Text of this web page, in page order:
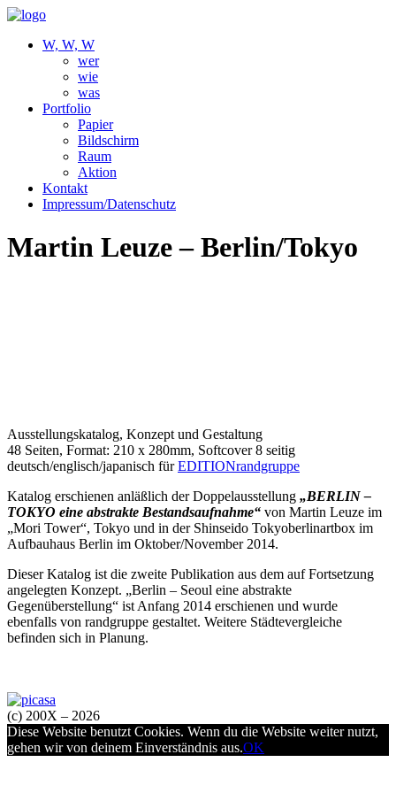
W, W, W
wer
wie
was
Portfolio
Papier
Bildschirm
Raum
Aktion
Kontakt
Impressum/Datenschutz
Martin Leuze – Berlin/Tokyo
Ausstellungskatalog, Konzept und Gestaltung
48 Seiten, Format: 210 x 280mm, Softcover 8 seitig
deutsch/englisch/japanisch fürEDITIONrandgruppe
Katalog erschienen anläßlich der Doppelausstellung „BERLIN –
TOKYO eine abstrakte Bestandsaufnahme“ von Martin Leuze im
„Mori Tower“, Tokyo und in der Shinseido Tokyoberlinartbox im
Aufbauhaus Berlin im Oktober/November 2014.
Dieser Katalog ist die zweite Publikation aus dem auf Fortsetzung
angelegten Konzept. „Berlin – Seoul eine abstrakte
Gegenüberstellung“ ist Anfang 2014 erschienen und wurde
ebenfalls von randgruppe gestaltet. Weitere Städtevergleiche
befinden sich in Planung.
(c) 200X – 2026
Diese Website benutzt Cookies. Wenn du die Website weiter nutzt,
gehen wir von deinem Einverständnis aus.OK